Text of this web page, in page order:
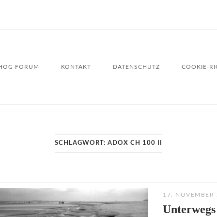
FORUM KONTAKT DATENSCHUTZ COOKIE-
SCHLAGWORT: ADOX CH 100 II
17. NOVEMBER